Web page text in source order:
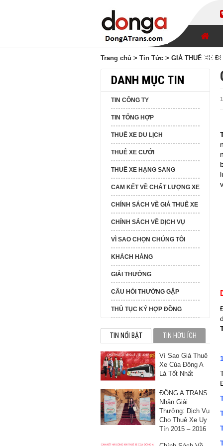
XE ĐI
Trang chủ > Tin Tức > GIÁ THUÊ XE ĐI
DANH MỤC TIN
TIN CÔNG TY
TIN TỔNG HỢP
THUÊ XE DU LỊCH
THUÊ XE CƯỚI
THUÊ XE HẠNG SANG
CAM KẾT VỀ CHẤT LƯỢNG XE
CHÍNH SÁCH VỀ GIÁ THUÊ XE
CHÍNH SÁCH VỀ DỊCH VỤ
VÌ SAO CHỌN CHÚNG TÔI
KHÁCH HÀNG
GIẢI THƯỞNG
CÂU HỎI THƯỜNG GẶP
THỦ TỤC KÝ HỢP ĐỒNG
TIN NỔI BẬT TIN HỮU ÍCH
Vì Sao Giá Thuê
Xe Của Đông A
Là Tốt Nhất
ĐÔNG A TRANS
Nhận Giải
Thưởng: Dịch Vụ
Cho Thuê Xe Uy
Tín 2015 – 2016